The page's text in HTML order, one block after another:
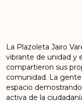
La Plazoleta Jairo
vibrante de unidad y
compartieron sus
comunidad. La
espacio
activa de la